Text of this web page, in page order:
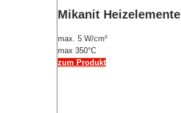
Mikanit Heizelemente
max. 5 W/cm²
max 350°C
zum Produkt